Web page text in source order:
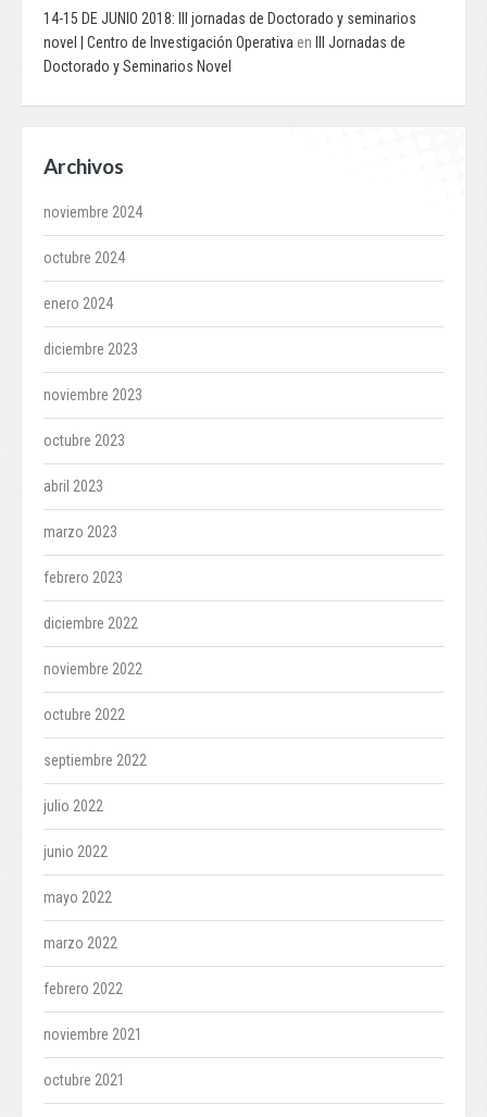
14-15 DE JUNIO 2018: III jornadas de Doctorado y seminarios
novel | Centro de Investigación Operativa en
III Jornadas de
Doctorado y Seminarios Novel
Archivos
noviembre 2024
octubre 2024
enero 2024
diciembre 2023
noviembre 2023
octubre 2023
abril 2023
marzo 2023
febrero 2023
diciembre 2022
noviembre 2022
octubre 2022
septiembre 2022
julio 2022
junio 2022
mayo 2022
marzo 2022
febrero 2022
noviembre 2021
octubre 2021